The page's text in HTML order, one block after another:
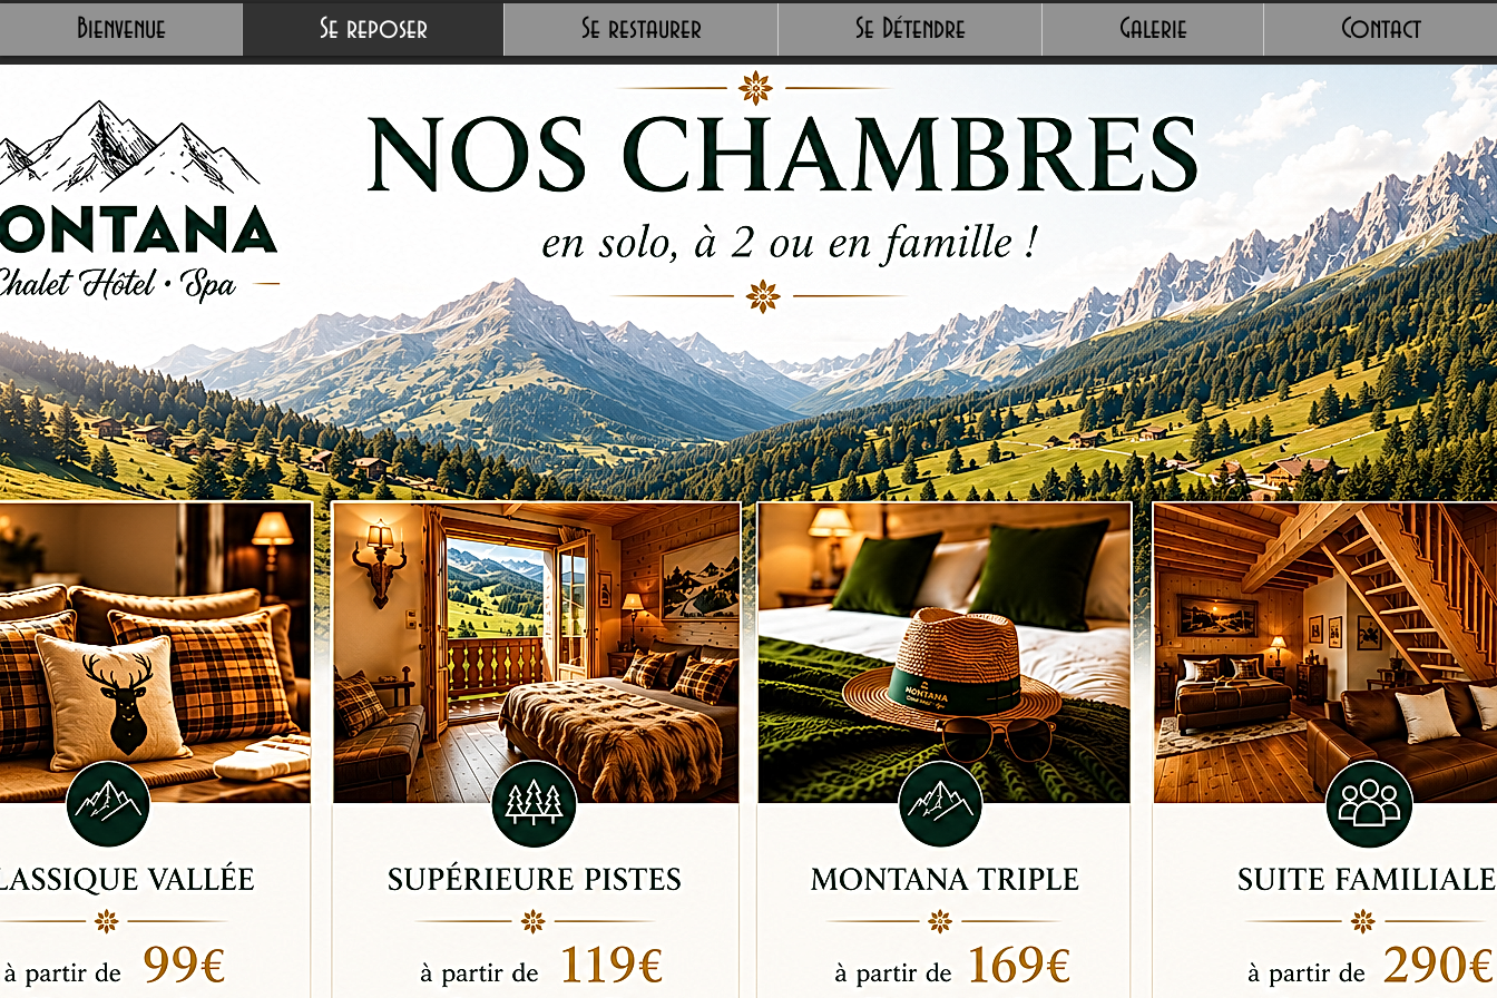
Bienvenue Se reposer Se restaurer Se Détendre Galerie Contact